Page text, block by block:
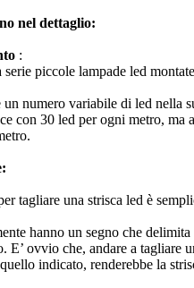
nel dettaglio:
:
piccole lampade led
numero variabile di led nella
con 30 led per ogni metro, ma
tagliare una strisca led è
hanno un segno che
E’ ovvio che, andare a tagliare
indicato, renderebbe la